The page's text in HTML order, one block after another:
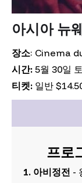
아시아 뉴
장소: Cinema
시간: 5월 30일
티켓: 일반
프로
1. 아비정전 -